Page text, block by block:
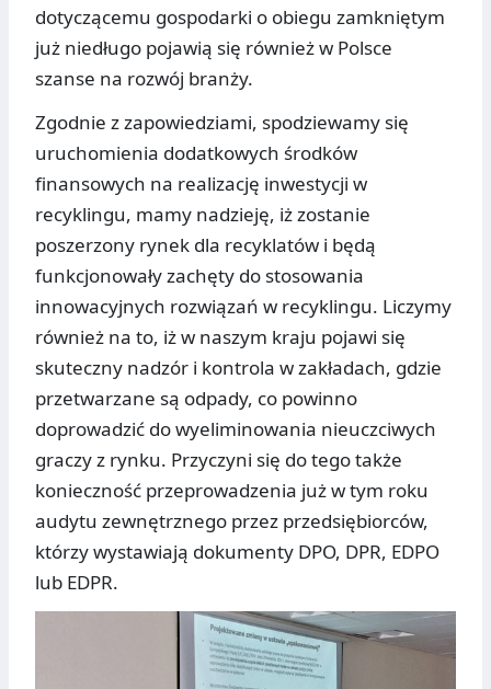
dotyczącemu gospodarki o obiegu zamkniętym
już niedługo pojawią się również w Polsce
szanse na rozwój branży.
Zgodnie z zapowiedziami, spodziewamy się
uruchomienia dodatkowych środków
finansowych na realizację inwestycji w
recyklingu, mamy nadzieję, iż zostanie
poszerzony rynek dla recyklatów i będą
funkcjonowały zachęty do stosowania
innowacyjnych rozwiązań w recyklingu. Liczymy
również na to, iż w naszym kraju pojawi się
skuteczny nadzór i kontrola w zakładach, gdzie
przetwarzane są odpady, co powinno
doprowadzić do wyeliminowania nieuczciwych
graczy z rynku. Przyczyni się do tego także
konieczność przeprowadzenia już w tym roku
audytu zewnętrznego przez przedsiębiorców,
którzy wystawiają dokumenty DPO, DPR, EDPO
lub EDPR.